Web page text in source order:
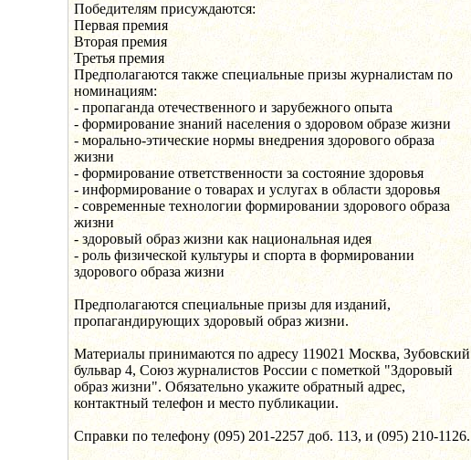
Победителям присуждаются:
Первая премия
Вторая премия
Третья премия
Предполагаются также специальные призы журналистам по
номинациям:
- пропаганда отечественного и зарубежного опыта
- формирование знаний населения о здоровом образе жизни
- морально-этические нормы внедрения здорового образа
жизни
- формирование ответственности за состояние здоровья
- информирование о товарах и услугах в области здоровья
- современные технологии формировании здорового образа
жизни
- здоровый образ жизни как национальная идея
- роль физической культуры и спорта в формировании
здорового образа жизни
Предполагаются специальные призы для изданий,
пропагандирующих здоровый образ жизни.
Материалы принимаются по адресу 119021 Москва, Зубовский
бульвар 4, Союз журналистов России с пометкой "Здоровый
образ жизни". Обязательно укажите обратный адрес,
контактный телефон и место публикации.
Справки по телефону (095) 201-2257 доб. 113, и (095) 210-1126.